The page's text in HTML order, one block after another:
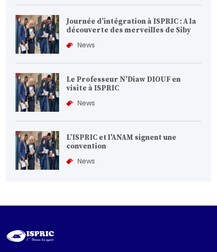
Journée d’intégration à ISPRIC : A la
découverte des merveilles de Siby
News
Le Professeur N'Diaw DIOUF en
visite à ISPRIC
News
L’ISPRIC et l'ANAM signent une
convention
News